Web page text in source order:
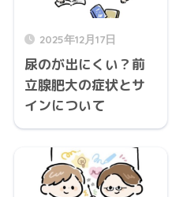
2025年12月17日
尿のが出にくい？前
立腺肥大の症状とサ
インについて